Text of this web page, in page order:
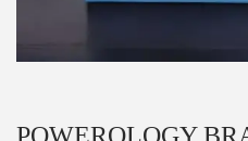
POWEROLOGY